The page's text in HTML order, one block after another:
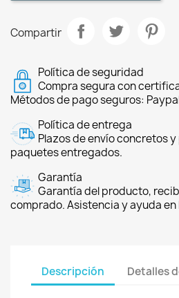
Compartir
Política de seguridad
Compra segura con
Métodos de pago seguros:
Política de entrega
Plazos de envío concretos
paquetes entregados.
Garantía
Garantía del producto,
comprado. Asistencia y ayuda
Descripción Detalles